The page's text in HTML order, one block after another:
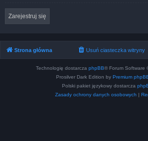
Zarejestruj się
Strona główna Usuń ciasteczka witryny
Technologię dostarcza phpBB® Forum Software
Prosilver Dark Edition by Premium
Polski pakiet językowy dostarcza
Zasady ochrony danych osobowych |